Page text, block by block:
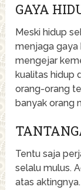
GAYA
Meski hidup
menjaga gaya
mengejar
kualitas hidup
orang-orang
banyak orang
Tentu saja
selalu mulus.
atas